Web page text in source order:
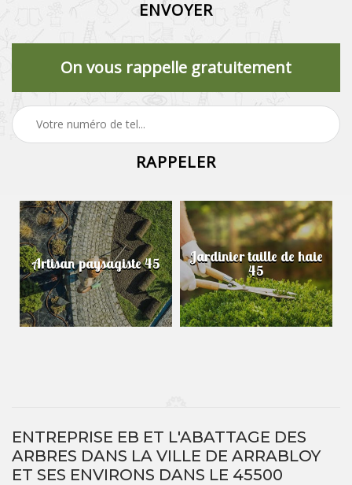
On vous rappelle gratuitement
Artisan paysagiste 45 Jardinier taille de haie
45
ENTREPRISE EB ET L'ABATTAGE DES
ARBRES DANS LA VILLE DE ARRABLOY
ET SES ENVIRONS DANS LE 45500